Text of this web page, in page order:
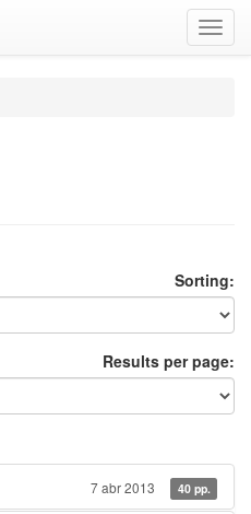
Sorting:
Results per page:
7 abr 2013 40 pp.